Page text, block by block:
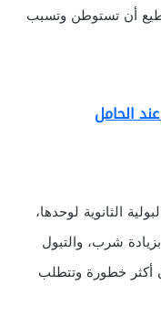
أن تستوطن وتسبب
الحامل
الثانوية لوحدها،
شرب، والتبول
أكثر خطورة وتتطلب